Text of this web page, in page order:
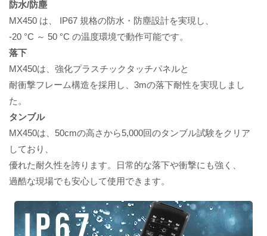
防水/防塵
MX450 は、 IP67 規格の防水・防塵設計を実現し、
-20 °C ～ 50 °C の温度環境で動作可能です。
落下
MX450は、強化プラスチックタッチパネルと
耐衝撃フレーム構造を採用し、3mの落下耐性を実現しまし
た。
タンブル
MX450は、50cmの高さから5,000回のタンブル試験をクリア
しており、
優れた耐久性を誇ります。日常的な落下や衝撃にも強く、
過酷な現場でも安心して使用できます。